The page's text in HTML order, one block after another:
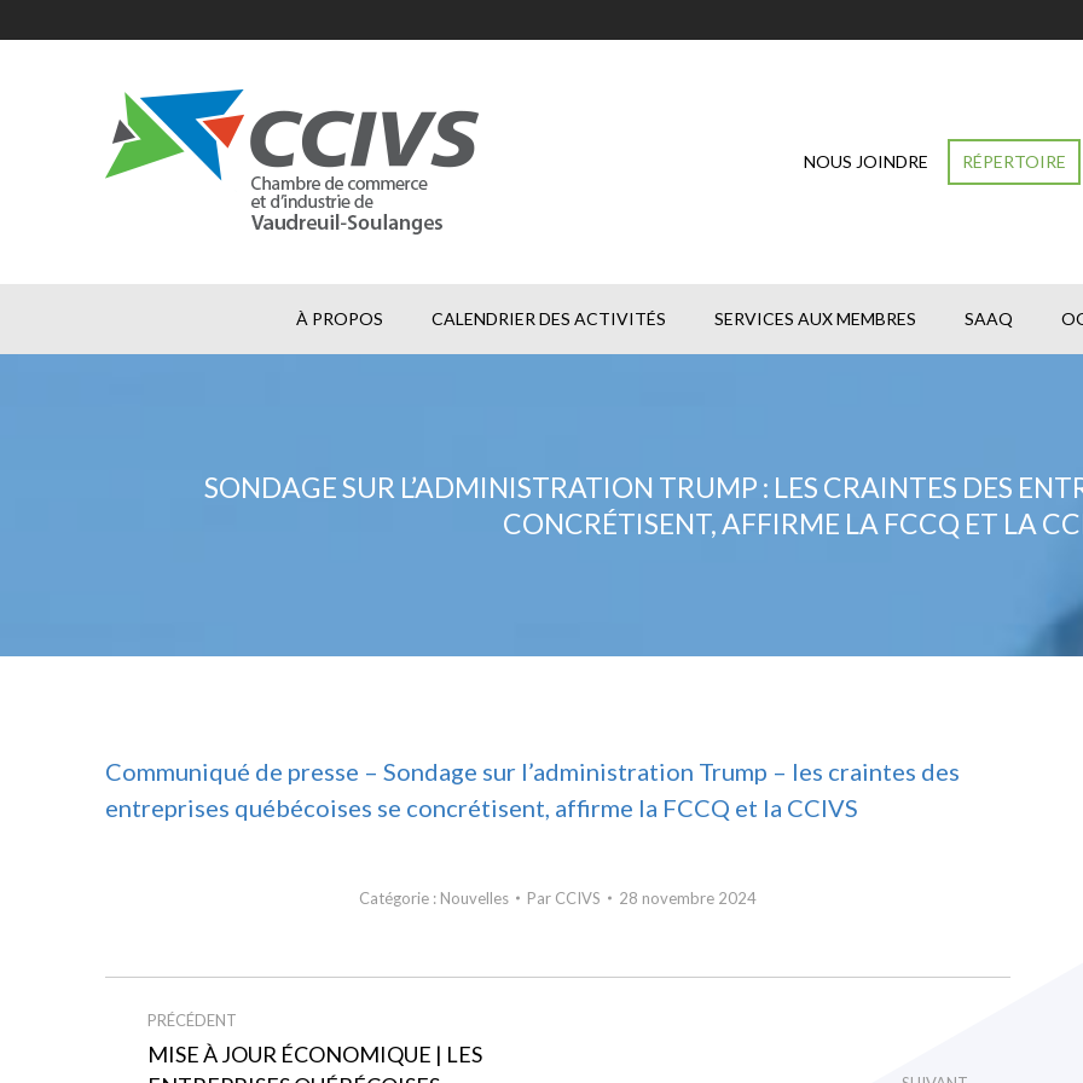
NOUS JOINDRE RÉPERTOIRE
À PROPOS CALENDRIER DES ACTIVITÉS SERVICES AUX MEMBRES SAAQ
SONDAGE SUR L’ADMINISTRATION TRUMP : LES CRAINTES DES
CONCRÉTISENT, AFFIRME LA FCCQ ET LA
Communiqué de presse – Sondage sur l’administration Trump – les craintes des
entreprises québécoises se concrétisent, affirme la FCCQ et la CCIVS
Catégorie : Nouvelles Par CCIVS 28 novembre 2024
ARTICLE
PRÉCÉDENT
MISE À JOUR ÉCONOMIQUE | LES